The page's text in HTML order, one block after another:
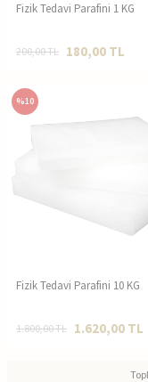
Fizik Tedavi Parafini 1 KG
200,00TL 180,00 TL
%10
Fizik Tedavi Parafini 10 KG
1.800,00TL 1.620,00 TL